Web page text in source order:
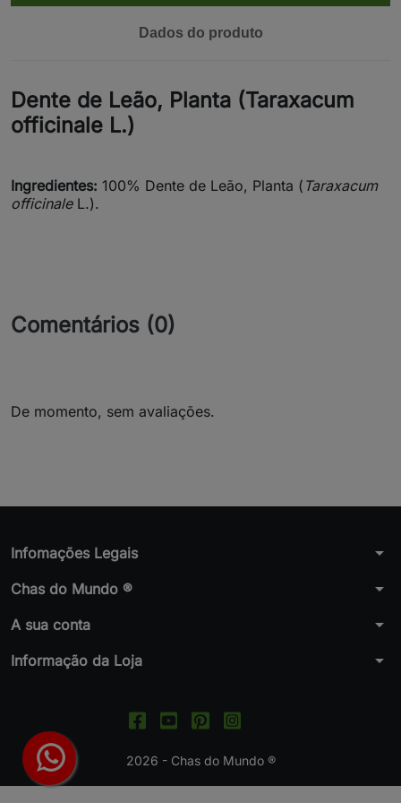
Dados do produto
Dente de Leão, Planta (Taraxacum
officinale L.)
Ingredientes: 100% Dente de Leão, Planta ( Taraxacum
officinaleL.).
Comentários (0)
De momento, sem avaliações.
Infomações Legais arrow_drop_down
Chas do Mundo ® arrow_drop_down
A sua conta arrow_drop_down
Informação da Loja arrow_drop_down
2026 - Chas do Mundo ®